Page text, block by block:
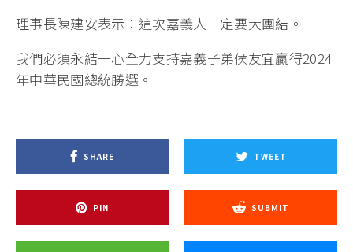
理事長陳建安表示：這次嘉義人一定要大團結。
我們必須永結一心全力支持嘉義子弟侯友宜贏得2024
年中華民國總統勝選。
SHARE TWEET
PIN SUBMIT